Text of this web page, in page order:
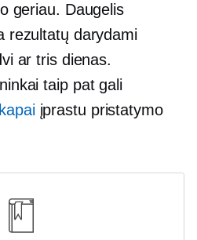
geriau. Daugelis
rezultatų darydami
ar tris dienas.
taip pat gali
įprastu pristatymo